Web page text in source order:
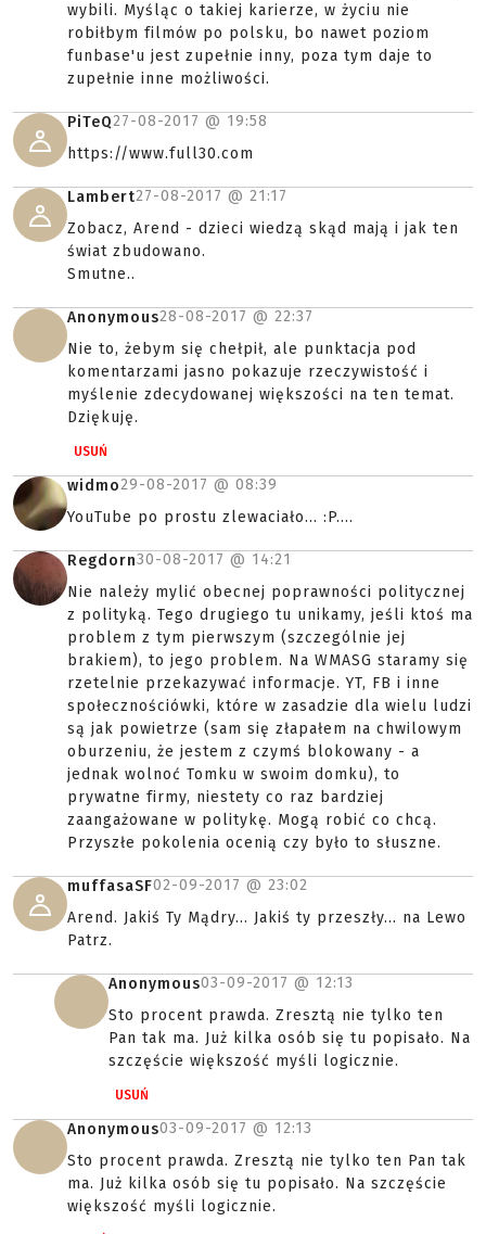
wybili. Myśląc o takiej karierze, w życiu nie
robiłbym filmów po polsku, bo nawet poziom
funbase'u jest zupełnie inny, poza tym daje to
zupełnie inne możliwości.
PiTeQ27-08-2017 @ 19:58
https://www.full30.com
Lambert27-08-2017 @ 21:17
Zobacz, Arend - dzieci wiedzą skąd mają i jak ten
świat zbudowano.
Smutne..
Anonymous28-08-2017 @ 22:37
Nie to, żebym się chełpił, ale punktacja pod
komentarzami jasno pokazuje rzeczywistość i
myślenie zdecydowanej większości na ten temat.
Dziękuję.
USUŃ
widmo29-08-2017 @ 08:39
YouTube po prostu zlewaciało... :P....
Regdorn30-08-2017 @ 14:21
Nie należy mylić obecnej poprawności politycznej
z polityką. Tego drugiego tu unikamy, jeśli ktoś ma
problem z tym pierwszym (szczególnie jej
brakiem), to jego problem. Na WMASG staramy się
rzetelnie przekazywać informacje. YT, FB i inne
społecznościówki, które w zasadzie dla wielu ludzi
są jak powietrze (sam się złapałem na chwilowym
oburzeniu, że jestem z czymś blokowany - a
jednak wolnoć Tomku w swoim domku), to
prywatne firmy, niestety co raz bardziej
zaangażowane w politykę. Mogą robić co chcą.
Przyszłe pokolenia ocenią czy było to słuszne.
muffasaSF02-09-2017 @ 23:02
Arend. Jakiś Ty Mądry... Jakiś ty przeszły... na Lewo
Patrz.
Anonymous03-09-2017 @ 12:13
Sto procent prawda. Zresztą nie tylko ten
Pan tak ma. Już kilka osób się tu popisało. Na
szczęście większość myśli logicznie.
USUŃ
Anonymous03-09-2017 @ 12:13
Sto procent prawda. Zresztą nie tylko ten Pan tak
ma. Już kilka osób się tu popisało. Na szczęście
większość myśli logicznie.